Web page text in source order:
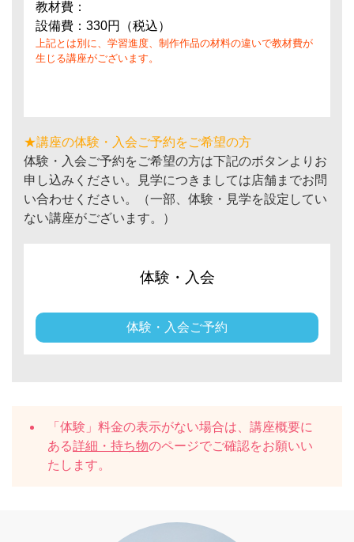
教材費：
設備費：330円（税込）
上記とは別に、学習進度、制作作品の材料の違いで教材費が
生じる講座がございます。
★講座の体験・入会ご予約をご希望の方
体験・入会ご予約をご希望の方は下記のボタンよりお
申し込みください。見学につきましては店舗までお問
い合わせください。（一部、体験・見学を設定してい
ない講座がございます。）
体験・入会
体験・入会ご予約
「体験」料金の表示がない場合は、講座概要に
ある詳細・持ち物のページでご確認をお願いい
たします。